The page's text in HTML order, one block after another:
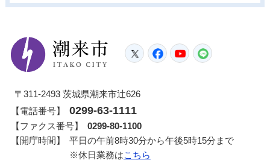
潮来市
TwitterFacebook
YouTube
〒311-2493 茨城県潮来市辻626
【電話番号】
0299-63-1111
【ファクス番号】
0299-80-1100
【開庁時間】
平日の午前8時30分から午後5時15分まで
※休日業務はこちら